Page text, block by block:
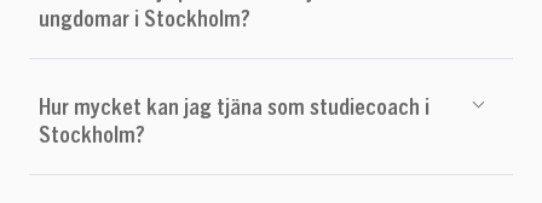
ungdomar i Stockholm?
Hur mycket kan jag tjäna som studiecoach i
Stockholm?